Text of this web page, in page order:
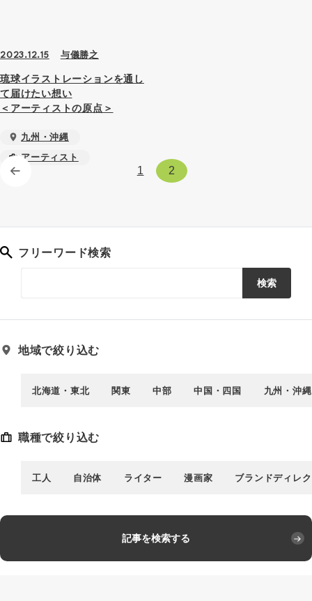
2023.12.15 与儀勝之
琉球イラストレーションを通し
て届けたい想い
＜アーティストの原点＞
九州・沖縄
アーティスト
1 2
フリーワード検索
検索
地域で絞り込む
北海道・東北 関東 中部 中国・四国 九州・沖縄
職種で絞り込む
工人 自治体 ライター 漫画家 ブランドディレ
記事を検索する